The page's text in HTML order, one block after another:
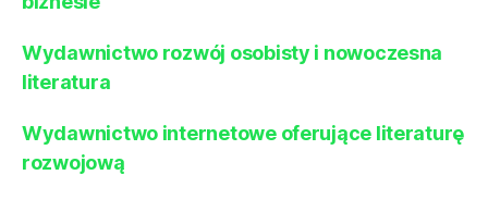
Wydawnictwo rozwój osobisty i nowoczesna
literatura
Wydawnictwo internetowe oferujące literaturę
rozwojową